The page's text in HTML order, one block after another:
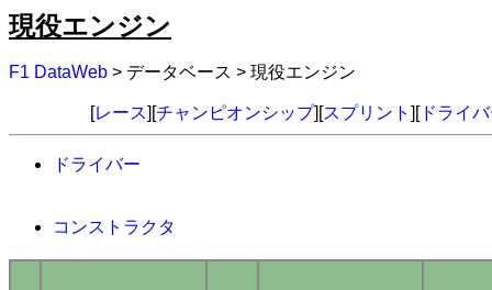
現役エンジン
F1 DataWeb > データベース > 現役エンジン
[レース][チャンピオンシップ][スプリント ][ドライ
ドライバー
コンストラクタ